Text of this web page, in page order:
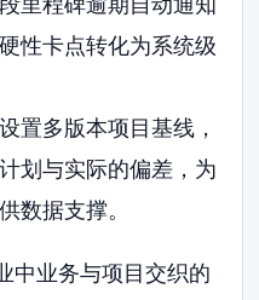
性卡点转化为系统级
置多版本项目基线，
划与实际的偏差，为
数据支撑。
中业务与项目交织的